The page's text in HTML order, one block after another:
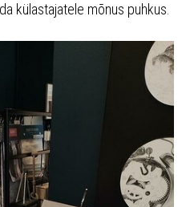
külastajatele mõnus puhkus.